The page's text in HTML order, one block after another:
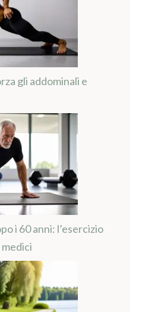
gli addominali e
i 60 anni: l’esercizio